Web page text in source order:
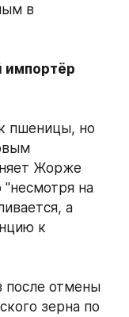
в
импортёр
пшеницы, но
Жорже
на
а
к
после отмены
зерна по